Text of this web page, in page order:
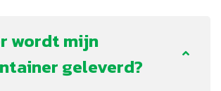
wordt mijn
geleverd?